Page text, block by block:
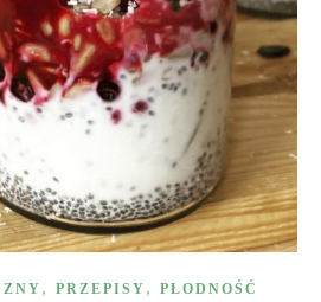
, PRZEPISY , PŁODNOŚĆ